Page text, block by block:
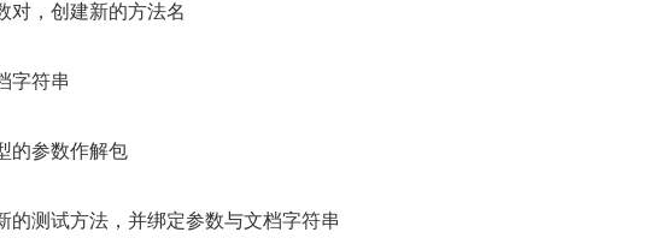
对，创建新的方法名
字符串
的参数作解包
的测试方法，并绑定参数与文档字符串